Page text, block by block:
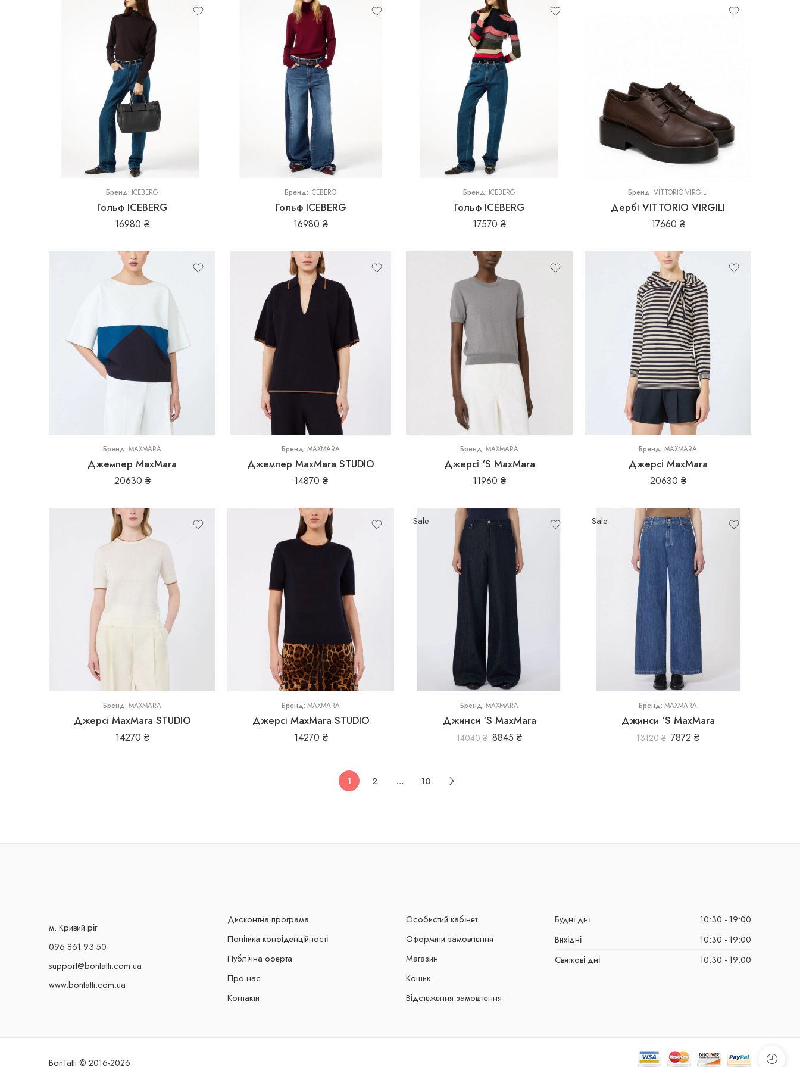
Бренд: ICEBERG
Гольф ICEBERG
16980 ₴
Бренд: ICEBERG
Гольф ICEBERG
16980 ₴
Бренд: ICEBERG
Гольф ICEBERG
17570 ₴
Бренд: VITTORIO VIRGILI
Дербі VITTORIO VIRGILI
17660 ₴
36
37
40
Бренд: MAXMARA
Джемпер MaxMara
20630 ₴
Бренд: MAXMARA
Джемпер MaxMara STUDIO
14870 ₴
Бренд: MAXMARA
Джерсі ‘S MaxMara
11960 ₴
Бренд: MAXMARA
Джерсі MaxMara
20630 ₴
Бренд: MAXMARA
Джерсі MaxMara STUDIO
14270 ₴
Бренд: MAXMARA
Джерсі MaxMara STUDIO
14270 ₴
Sale
Бренд: MAXMARA
Джинси ‘S MaxMara
14040₴ 8845 ₴
Sale
Бренд: MAXMARA
Джинси ‘S MaxMara
13120₴ 7872 ₴
1 2 … 10
м. Кривий ріг
096 861 93 50
support@bontatti.com.ua
www.bontatti.com.ua
Дисконтна програма
Політика конфіденційності
Публічна оферта
Про нас
Контакти
Особистий кабінет
Оформити замовлення
Магазин
Кошик
Відстеження замовлення
Будні дні
10:30 - 19:00
Вихідні
10:30 - 19:00
Святкові дні
10:30 - 19:00
BonTatti © 2016-2026